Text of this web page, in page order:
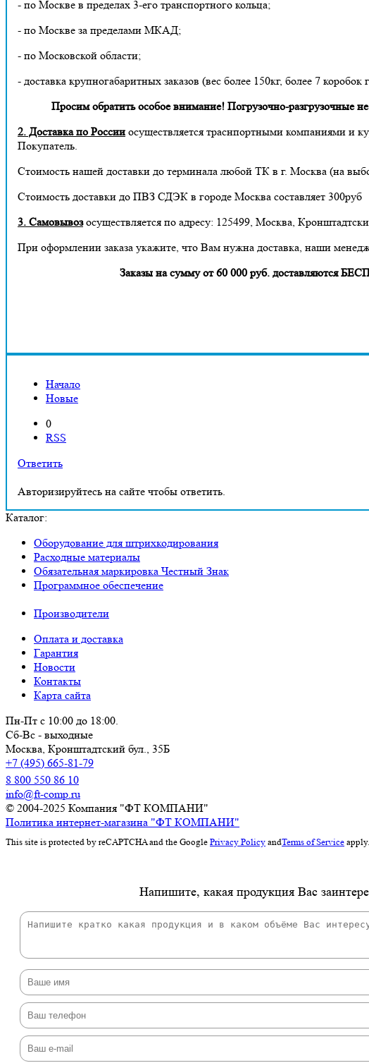
- по Москве в пределах 3-его транспортного кольца;
- по Москве за пределами МКАД;
- по Московской области;
- доставка крупногабаритных заказов (вес более 150кг, более 7
Просим обратить особое внимание! Погрузочно-разгрузочные
2. Доставка по России осуществляется траснпортными компаниями и
Покупатель.
Стоимость нашей доставки до терминала любой ТК в г. Москва (на
Стоимость доставки до ПВЗ СДЭК в городе Москва составляет 300руб
3. Самовывозосуществляется по адресу: 125499, Москва,
При оформлении заказа укажите, что Вам нужна доставка, наши
Заказы на сумму от 60 000 руб. доставляются
Начало
Новые
0
RSS
Ответить
Авторизируйтесь на сайте чтобы ответить.
Каталог:
Оборудование для штрихкодирования
Расходные материалы
Обязательная маркировка Честный Знак
Программное обеспечение
Производители
Оплата и доставка
Гарантия
Новости
Контакты
Карта сайта
Пн-Пт с 10:00 до 18:00.
Сб-Вс - выходные
Москва, Кронштадтский бул., 35Б
+7 (495) 665-81-79
8 800 550 86 10
info@ft-comp.ru
© 2004-2025 Компания "ФТ КОМПАНИ"
Политика интернет-магазина "ФТ КОМПАНИ"
This site is protected by reCAPTCHA and the Google Privacy Policy andTerms of Service apply.
Напишите, какая продукция Вас